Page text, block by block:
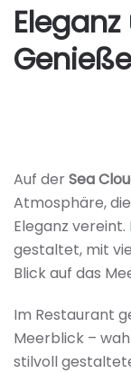
Auf derSea
Atmosphäre,
Eleganz vereint.
gestaltet, mit
Blick auf das
Im Restaurant
Meerblick –
stilvoll